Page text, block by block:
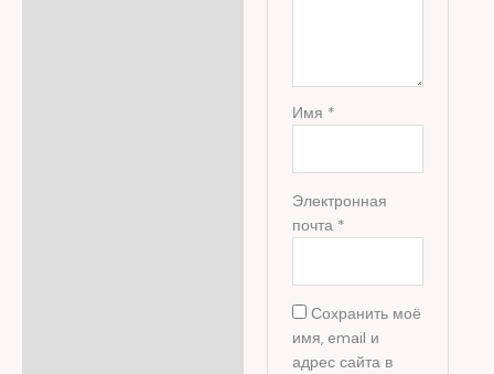
Имя *
Электронная
почта *
Сохранить моё
имя, email и
адрес сайта в